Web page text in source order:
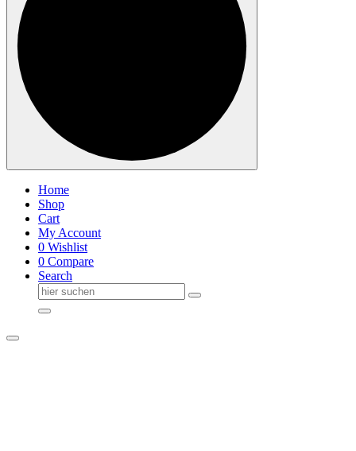
Home
Shop
Cart
My Account
0 Wishlist
0 Compare
Search
Suche
nach: